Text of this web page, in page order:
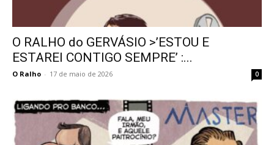
O RALHO do GERVÁSIO >’ESTOU E
ESTAREI CONTIGO SEMPRE’ :...
O Ralho - 17 de maio de 2026 0